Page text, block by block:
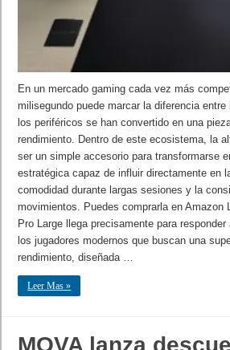
En un mercado gaming cada vez más
milisegundo puede marcar la diferencia
los periféricos se han convertido en una
rendimiento. Dentro de este ecosistema, la
ser un simple accesorio para transformarse
estratégica capaz de influir directamente en
comodidad durante largas sesiones y la
movimientos. Puedes comprarla en Amazon
Pro Large llega precisamente para
los jugadores modernos que buscan una
rendimiento, diseñada …
Leer Mas »
MOVA lanza